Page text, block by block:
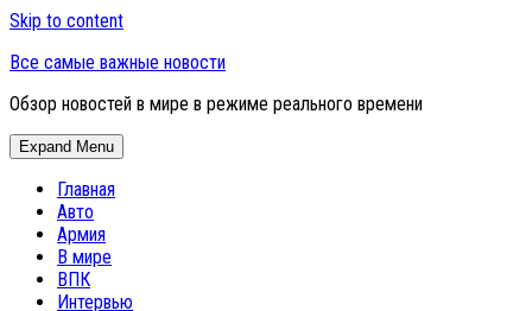
Skip to content
Все самые важные новости
Обзор новостей в мире в режиме реального времени
Expand Menu
Главная
Авто
Армия
В мире
ВПК
Интервью